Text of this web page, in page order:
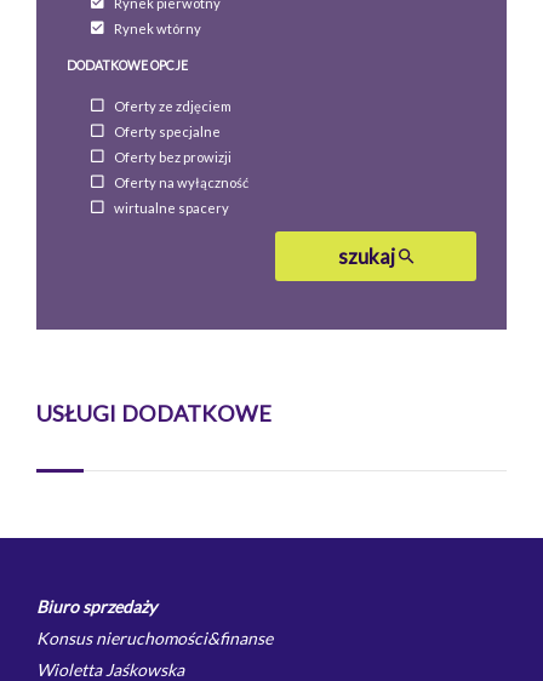
Rynek wtórny
DODATKOWE OPCJE
Oferty ze zdjęciem
Oferty specjalne
Oferty bez prowizji
Oferty na wyłączność
wirtualne spacery
szukaj
USŁUGI DODATKOWE
Biuro sprzedaży
Konsus nieruchomości&finanse
Wioletta Jaśkowska